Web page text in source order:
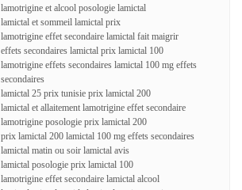
lamotrigine et alcool posologie lamictal
lamictal et sommeil lamictal prix
lamotrigine effet secondaire lamictal fait maigrir
effets secondaires lamictal prix lamictal 100
lamotrigine effets secondaires lamictal 100 mg effets
secondaires
lamictal 25 prix tunisie prix lamictal 200
lamictal et allaitement lamotrigine effet secondaire
lamotrigine posologie prix lamictal 200
prix lamictal 200 lamictal 100 mg effets secondaires
lamictal matin ou soir lamictal avis
lamictal posologie prix lamictal 100
lamotrigine effet secondaire lamictal alcool